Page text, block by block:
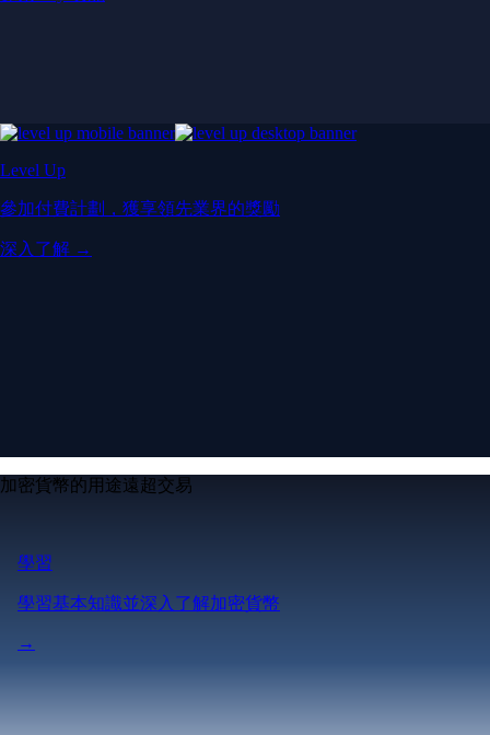
Level Up
參加付費計劃，獲享領先業界的獎勵
深入了解 →
加密貨幣的用途遠超交易
學習
學習基本知識並深入了解加密貨幣
→